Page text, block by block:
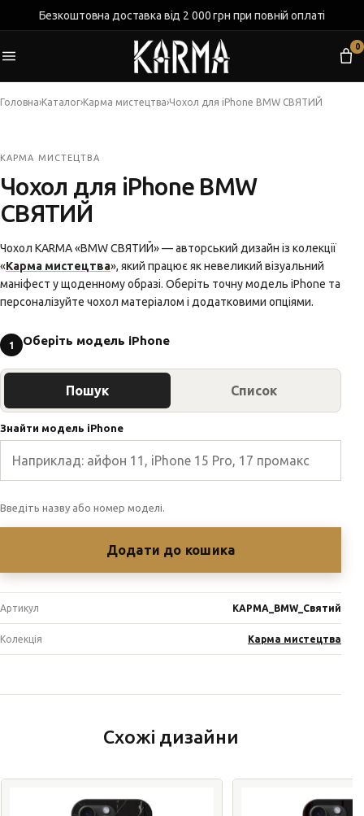
Безкоштовна доставка від 2 000 грн при повній оплаті
0
Головна›Каталог›Карма мистецтва›Чохол для iPhone BMW СВЯТИЙ
КАРМА МИСТЕЦТВА
Чохол для iPhone BMW
СВЯТИЙ
Чохол KARMA «BMW СВЯТИЙ» — авторський дизайн із колекції
«Карма мистецтва», який працює як невеликий візуальний
маніфест у щоденному образі. Оберіть точну модель iPhone та
персоналізуйте чохол матеріалом і додатковими опціями.
1 Оберіть модель iPhone
Пошук Список
Знайти модель iPhone
Введіть назву або номер моделі.
Додати до кошика
Артикул КАРМА_BMW_Святий
Колекція Карма мистецтва
Схожі дизайни